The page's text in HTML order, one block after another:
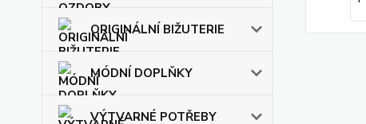
ORIGINÁLNÍ BIŽUTERIE
MÓDNÍ DOPLŇKY
VÝTVARNÉ POTŘEBY